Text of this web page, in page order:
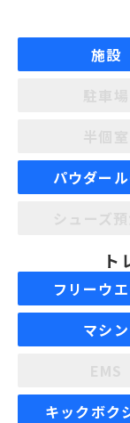
施設
パウダー
ト
フリーウ
マシン
キックボク